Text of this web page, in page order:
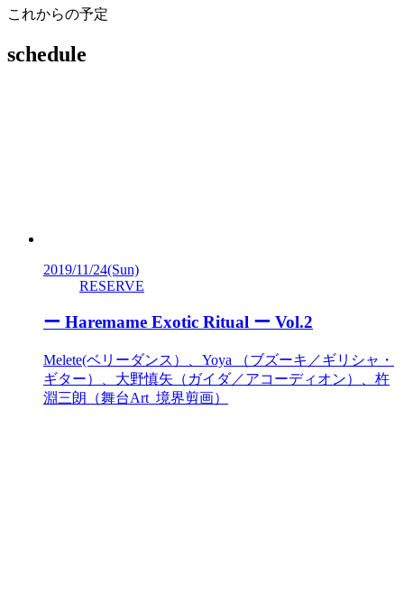
これからの予定
schedule
2019/11/24(Sun)
RESERVE
ー Haremame Exotic Ritual ー Vol.2
Melete(ベリーダンス）、Yoya （ブズーキ／ギリシャ・
ギター）、大野慎矢（ガイダ／アコーディオン）、杵
淵三朗（舞台Art 境界剪画）